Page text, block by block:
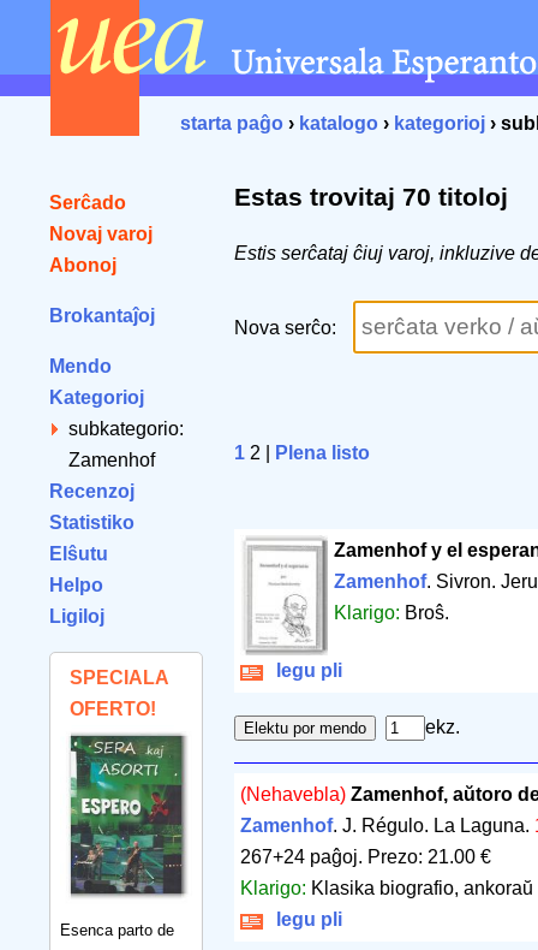
starta paĝo › katalogo › kategorioj ›
Serĉado
Novaj varoj
Abonoj
Brokantaĵoj
Mendo
Kategorioj
subkategorio:
Zamenhof
Recenzoj
Statistiko
Elŝutu
Helpo
Ligiloj
SPECIALA
OFERTO!
Esenca parto de
Estas trovitaj 70 titoloj
Estis serĉataj ĉiuj varoj, inkluzive
Nova serĉo:
1 2 | Plena listo
Zamenhof y el
Zamenhof. Sivron.
Klarigo: Broŝ.
legu pli
ekz.
(Nehavebla) Zamenhof, aŭtoro
Zamenhof. J. Régulo. La Laguna.
267+24 paĝoj. Prezo: 21.00 €
Klarigo: Klasika biografio,
legu pli